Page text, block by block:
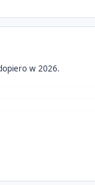
w 2026.